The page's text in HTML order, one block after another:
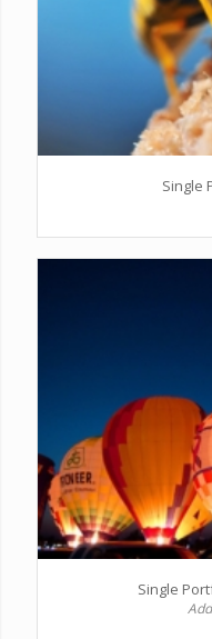
Single
Single